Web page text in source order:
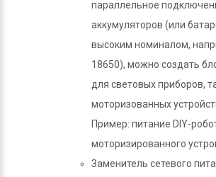
параллельное
аккумуляторов (или
высоким номиналом,
18650), можно создать
для световых приборов,
моторизованных
Пример: питание DIY-
моторизированного
Заменитель сетевого